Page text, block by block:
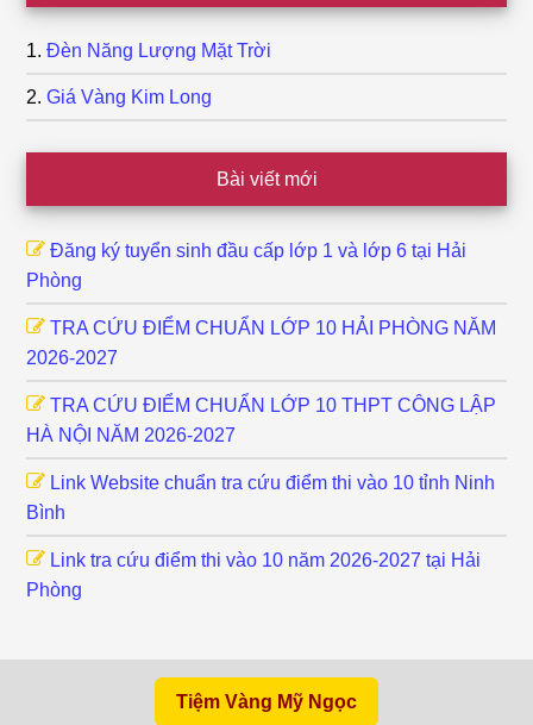
Đèn Năng Lượng Mặt Trời
Giá Vàng Kim Long
Bài viết mới
Đăng ký tuyển sinh đầu cấp lớp 1 và lớp 6 tại Hải
Phòng
TRA CỨU ĐIỂM CHUẨN LỚP 10 HẢI PHÒNG NĂM
2026-2027
TRA CỨU ĐIỂM CHUẨN LỚP 10 THPT CÔNG LẬP
HÀ NỘI NĂM 2026-2027
Link Website chuẩn tra cứu điểm thi vào 10 tỉnh Ninh
Bình
Link tra cứu điểm thi vào 10 năm 2026-2027 tại Hải
Phòng
Tiệm Vàng Mỹ Ngọc